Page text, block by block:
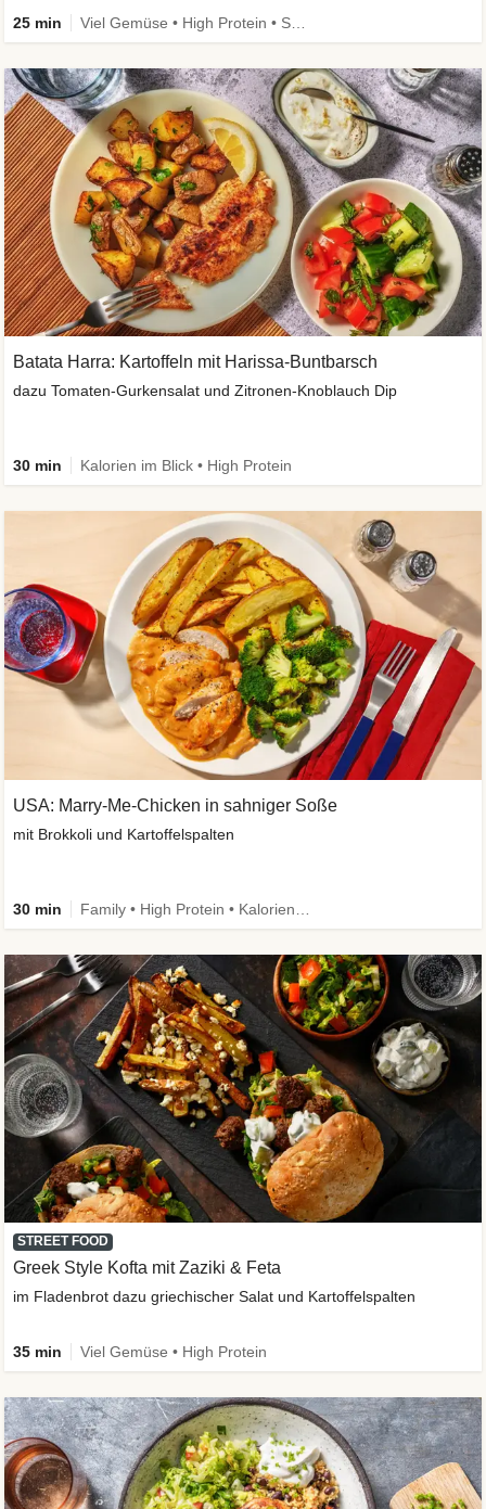
25 min
Batata Harra: Kartoffeln mit Harissa-Buntbarsch
dazu Tomaten-Gurkensalat und Zitronen-Knoblauch Dip
30 min Kalorien im Blick • High Protein
USA: Marry-Me-Chicken in sahniger Soße
mit Brokkoli und Kartoffelspalten
30 min
STREET FOOD
Greek Style Kofta mit Zaziki & Feta
im Fladenbrot dazu griechischer Salat und Kartoffelspalten
35 min Viel Gemüse • High Protein